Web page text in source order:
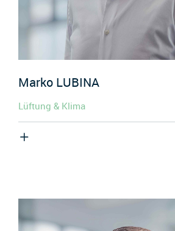
Marko LUBINA
Lüftung & Klima